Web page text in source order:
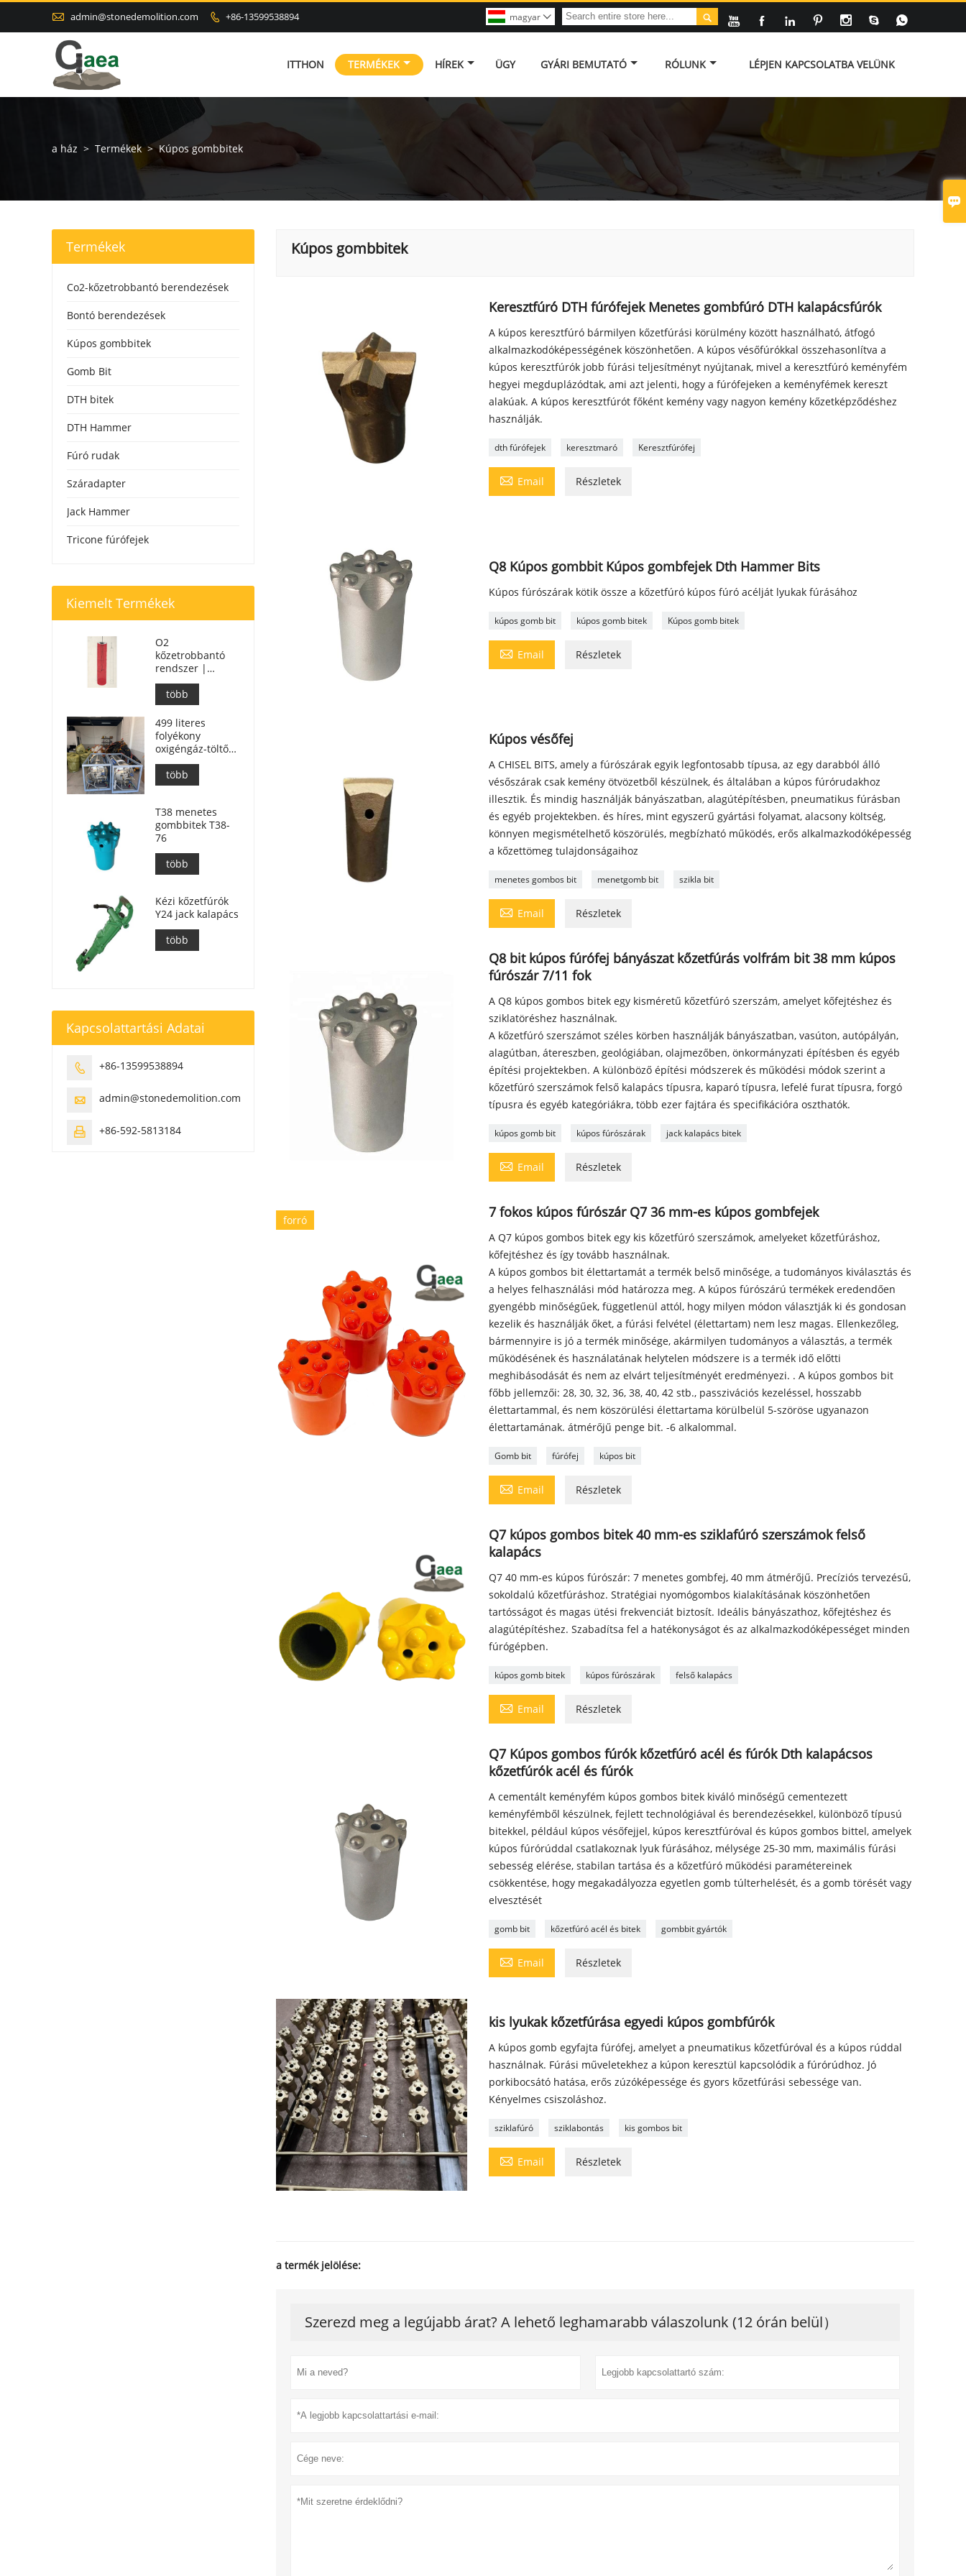

 admin@stonedemolition.com  +86-13599538894       

magyar 
ITTHON TERMÉKEK HÍREK ÜGY GYÁRI BEMUTATÓ RÓLUNK LÉPJEN KAPCSOLATBA VELÜNK
a ház > Termékek > Kúpos gombbitek
Kúpos gombbitek
Keresztfúró DTH fúrófejek Menetes gombfúró DTH kalapácsfúrók
A kúpos keresztfúró bármilyen kőzetfúrási körülmény között használható, átfogó
alkalmazkodóképességének köszönhetően. A kúpos vésőfúrókkal összehasonlítva a
kúpos keresztfúrók jobb fúrási teljesítményt nyújtanak, mivel a keresztfúró keményfém
hegyei megduplázódtak, ami azt jelenti, hogy a fúrófejeken a keményfémek kereszt
alakúak. A kúpos keresztfúrót főként kemény vagy nagyon kemény kőzetképződéshez
használják.
dth fúrófejek keresztmaró Keresztfúrófej
 Email Részletek
Q8 Kúpos gombbit Kúpos gombfejek Dth Hammer Bits
Kúpos fúrószárak kötik össze a kőzetfúró kúpos fúró acélját lyukak fúrásához
kúpos gomb bit kúpos gomb bitek Kúpos gomb bitek
 Email Részletek
Kúpos vésőfej
A CHISEL BITS, amely a fúrószárak egyik legfontosabb típusa, az egy darabból álló
vésőszárak csak kemény ötvözetből készülnek, és általában a kúpos fúrórudakhoz
illesztik. És mindig használják bányászatban, alagútépítésben, pneumatikus fúrásban
és egyéb projektekben. és híres, mint egyszerű gyártási folyamat, alacsony költség,
könnyen megismételhető köszörülés, megbízható működés, erős alkalmazkodóképesség
a kőzettömeg tulajdonságaihoz
menetes gombos bit menetgomb bit szikla bit
 Email Részletek
Q8 bit kúpos fúrófej bányászat kőzetfúrás volfrám bit 38 mm kúpos
fúrószár 7/11 fok
A Q8 kúpos gombos bitek egy kisméretű kőzetfúró szerszám, amelyet kőfejtéshez és
sziklatöréshez használnak.
A kőzetfúró szerszámot széles körben használják bányászatban, vasúton, autópályán,
alagútban, átereszben, geológiában, olajmezőben, önkormányzati építésben és egyéb
építési projektekben. A különböző építési módszerek és működési módok szerint a
kőzetfúró szerszámok felső kalapács típusra, kaparó típusra, lefelé furat típusra, forgó
típusra és egyéb kategóriákra, több ezer fajtára és specifikációra oszthatók.
kúpos gomb bit kúpos fúrószárak jack kalapács bitek
 Email Részletek
forró 7 fokos kúpos fúrószár Q7 36 mm-es kúpos gombfejek
A Q7 kúpos gombos bitek egy kis kőzetfúró szerszámok, amelyeket kőzetfúráshoz,
kőfejtéshez és így tovább használnak.
A kúpos gombos bit élettartamát a termék belső minősége, a tudományos kiválasztás és
a helyes felhasználási mód határozza meg. A kúpos fúrószárú termékek eredendően
gyengébb minőségűek, függetlenül attól, hogy milyen módon választják ki és gondosan
kezelik és használják őket, a fúrási felvétel (élettartam) nem lesz magas. Ellenkezőleg,
bármennyire is jó a termék minősége, akármilyen tudományos a választás, a termék
működésének és használatának helytelen módszere is a termék idő előtti
meghibásodását és nem az elvárt teljesítményét eredményezi. . A kúpos gombos bit
főbb jellemzői: 28, 30, 32, 36, 38, 40, 42 stb., passzivációs kezeléssel, hosszabb
élettartammal, és nem köszörülési élettartama körülbelül 5-szöröse ugyanazon
élettartamának. átmérőjű penge bit. -6 alkalommal.
Gomb bit fúrófej kúpos bit
 Email Részletek
Q7 kúpos gombos bitek 40 mm-es sziklafúró szerszámok felső
kalapács
Q7 40 mm-es kúpos fúrószár: 7 menetes gombfej, 40 mm átmérőjű. Precíziós tervezésű,
sokoldalú kőzetfúráshoz. Stratégiai nyomógombos kialakításának köszönhetően
tartósságot és magas ütési frekvenciát biztosít. Ideális bányászathoz, kőfejtéshez és
alagútépítéshez. Szabadítsa fel a hatékonyságot és az alkalmazkodóképességet minden
fúrógépben.
kúpos gomb bitek kúpos fúrószárak felső kalapács
 Email Részletek
Q7 Kúpos gombos fúrók kőzetfúró acél és fúrók Dth kalapácsos
kőzetfúrók acél és fúrók
A cementált keményfém kúpos gombos bitek kiváló minőségű cementezett
keményfémből készülnek, fejlett technológiával és berendezésekkel, különböző típusú
bitekkel, például kúpos vésőfejjel, kúpos keresztfúróval és kúpos gombos bittel, amelyek
kúpos fúrórúddal csatlakoznak lyuk fúrásához, mélysége 25-30 mm, maximális fúrási
sebesség elérése, stabilan tartása és a kőzetfúró működési paramétereinek
csökkentése, hogy megakadályozza egyetlen gomb túlterhelését, és a gomb törését vagy
elvesztését
gomb bit kőzetfúró acél és bitek gombbit gyártók
 Email Részletek
kis lyukak kőzetfúrása egyedi kúpos gombfúrók
A kúpos gomb egyfajta fúrófej, amelyet a pneumatikus kőzetfúróval és a kúpos rúddal
használnak. Fúrási műveletekhez a kúpon keresztül kapcsolódik a fúrórúdhoz. Jó
porkibocsátó hatása, erős zúzóképessége és gyors kőzetfúrási sebessége van.
Kényelmes csiszoláshoz.
sziklafúró sziklabontás kis gombos bit
 Email Részletek
a termék jelölése:
Szerezd meg a legújabb árat? A lehető leghamarabb válaszolunk (12 órán belül）
Termékek
Co2-kőzetrobbantó berendezések
Bontó berendezések
Kúpos gombbitek
Gomb Bit
DTH bitek
DTH Hammer
Fúró rudak
Száradapter
Jack Hammer
Tricone fúrófejek
Kiemelt Termékek
O2
kőzetrobbantó
rendszer |
Folyékony
oxigénes
kőzetfelhasítás
bányászathoz
több
499 literes
folyékony
oxigéngáz-töltő
tartály
kőzetrobbantáshoz
több
T38 menetes
gombbitek T38-
76
több
Kézi kőzetfúrók
Y24 jack kalapács
több
Kapcsolattartási Adatai
 +86-13599538894
 admin@stonedemolition.com
 +86-592-5813184